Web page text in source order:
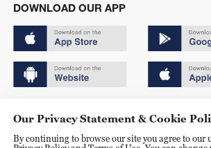
DOWNLOAD OUR APP
京ICP备20000184号
Our Privacy Statement & Cookie
By continuing to browse our site you agree to our